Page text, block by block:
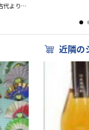
代より伝
近隣の